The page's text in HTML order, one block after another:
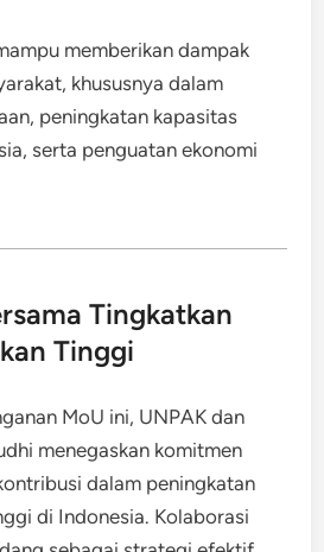
memberikan dampak
khususnya dalam
peningkatan kapasitas
serta penguatan ekonomi
Tingkatkan
Tinggi
MoU ini, UNPAK dan
menegaskan komitmen
dalam peningkatan
di Indonesia. Kolaborasi